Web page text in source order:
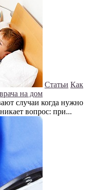
Статьи Как
на дом
случаи когда нужно
вопрос: при...